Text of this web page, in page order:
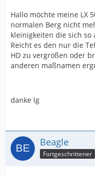
Hallo möchte meine LX
normalen Berg nicht
kleinigkeiten die sich so
Reicht es den nur die
HD zu vergrößen oder
anderen maßnamen
danke lg
Beagle
Fortgeschrittener